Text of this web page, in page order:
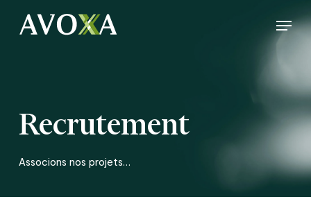
Menu
Recrutement
Associons nos projets…
Close